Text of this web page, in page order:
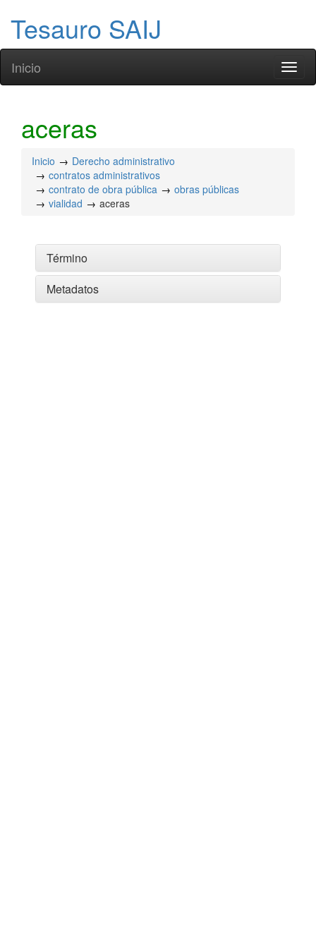
Tesauro SAIJ
Inicio
aceras
Inicio
Derecho administrativo
contratos administrativos
contrato de obra pública
obras públicas
vialidad
aceras
Término
Metadatos